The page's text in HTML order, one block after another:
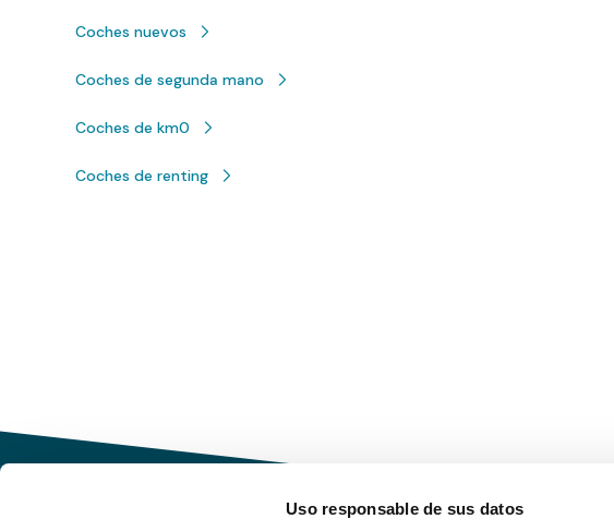
Uso responsable de sus datos
Coches nuevos
Coches de segunda mano
Coches de km0
Coches de renting